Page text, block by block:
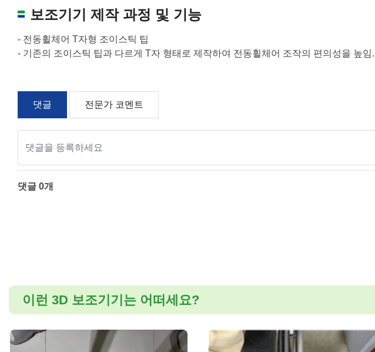
원하는 치수 입력 후 “스케일 조정“ 버튼을 눌러주세요.
높이
폭 mm
스케일 조정 STL다운로드
보조기기 제작 과정 및 기능
- 전동휠체어 T자형 조이스틱 팁
- 기존의 조이스틱 팁과 다르게 T자 형태로 제작하여 전동휠체어 조작의 편의성을 높임.
댓글 전문가 코멘트
댓글 0개
이런 3D 보조기기는 어떠세요?